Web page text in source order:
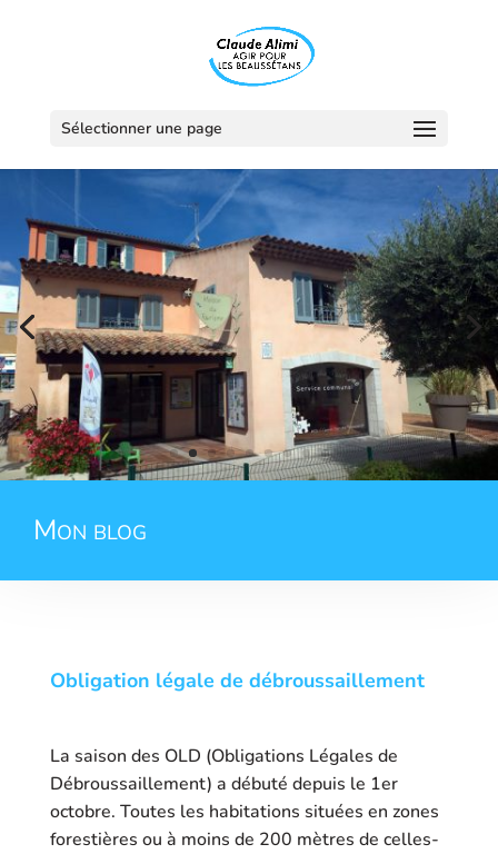
Sélectionner une page
Mon blog
Obligation légale de débroussaillement
La saison des OLD (Obligations Légales de
Débroussaillement) a débuté depuis le 1er
octobre. Toutes les habitations situées en zones
forestières ou à moins de 200 mètres de celles-